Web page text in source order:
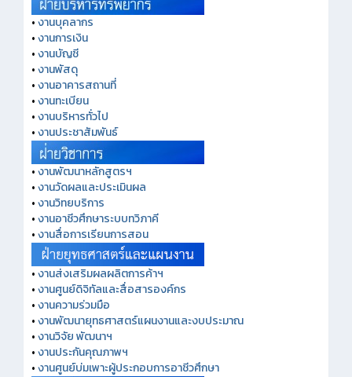
•งานบุคลากร
•งานการเงิน
•งานบัญชี
•งานพัสดุ
•งานอาคารสถานที่
•งานทะเบียน
•งานบริหารทั่วไป
•งานประชาสัมพันธ์
•งานพัฒนาหลักสูตรฯ
•งานวัดผลและประเมินผล
•งานวิทยบริการ
•งานอาชีวศึกษาระบบทวิภาคี
•งานสื่อการเรียนการสอน
•งานส่งเสริมผลผลิตการค้าฯ
•งานศูนย์ดิจิทัลและสื่อสารองค์กร
•งานความร่วมมือ
•งานพัฒนายุทธศาสตร์แผนงานและงบประมาณ
•งานวิจัย พัฒนาฯ
•งานประกันคุณภาพฯ
•งานศูนย์บ่มเพาะผู้ประกอบการอาชีวศึกษา